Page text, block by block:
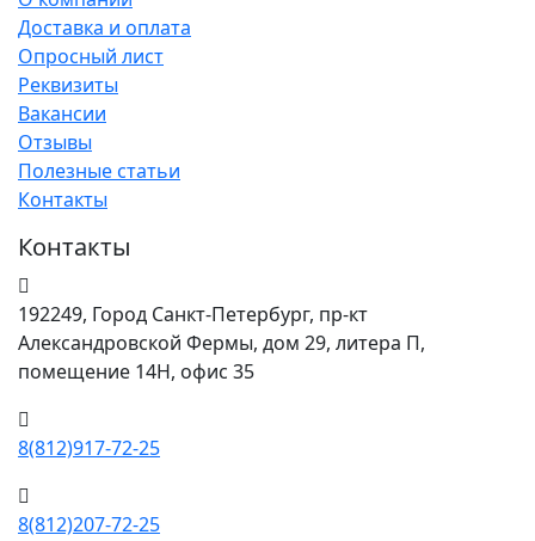
Доставка и оплата
Опросный лист
Реквизиты
Вакансии
Отзывы
Полезные статьи
Контакты
Контакты
192249, Город Санкт-Петербург, пр-кт
Александровской Фермы, дом 29, литера П,
помещение 14Н, офис 35
8(812)917-72-25
8(812)207-72-25